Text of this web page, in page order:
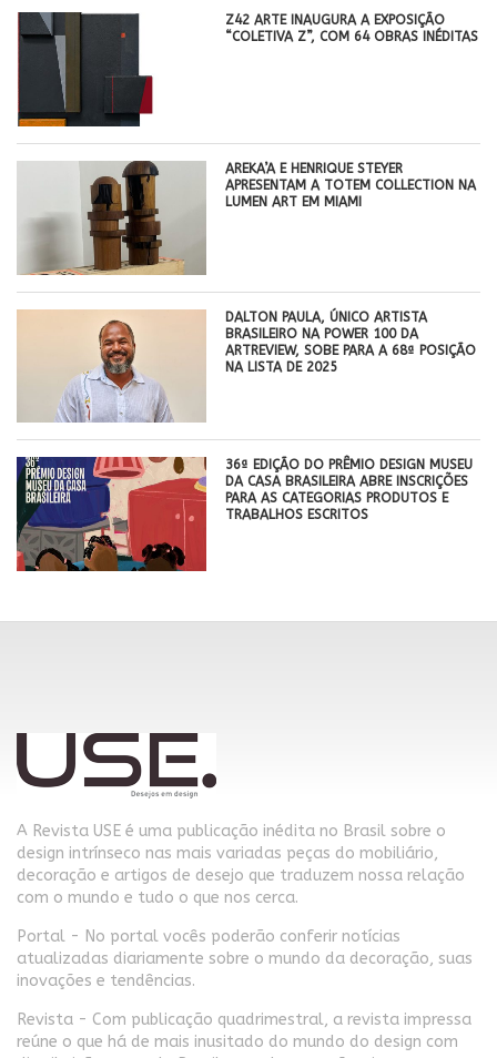
Z42 ARTE INAUGURA A EXPOSIÇÃO
“COLETIVA Z”, COM 64 OBRAS INÉDITAS
AREKA’A E HENRIQUE STEYER
APRESENTAM A TOTEM COLLECTION NA
LUMEN ART EM MIAMI
DALTON PAULA, ÚNICO ARTISTA
BRASILEIRO NA POWER 100 DA
ARTREVIEW, SOBE PARA A 68ª POSIÇÃO
NA LISTA DE 2025
36ª EDIÇÃO DO PRÊMIO DESIGN MUSEU
DA CASA BRASILEIRA ABRE INSCRIÇÕES
PARA AS CATEGORIAS PRODUTOS E
TRABALHOS ESCRITOS
A Revista USE é uma publicação inédita no Brasil sobre o
design intrínseco nas mais variadas peças do mobiliário,
decoração e artigos de desejo que traduzem nossa relação
com o mundo e tudo o que nos cerca.
Portal - No portal vocês poderão conferir notícias
atualizadas diariamente sobre o mundo da decoração, suas
inovações e tendências.
Revista - Com publicação quadrimestral, a revista impressa
reúne o que há de mais inusitado do mundo do design com